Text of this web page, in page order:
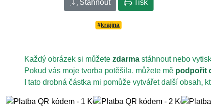
Stáhnout Tisk
#krajina
Každý obrázek si můžete zdarma stáhnout nebo
Pokud vás moje tvorba potěšila, můžete mě podpořit
I tato drobná částka mi pomůže vytvářet další obsah,